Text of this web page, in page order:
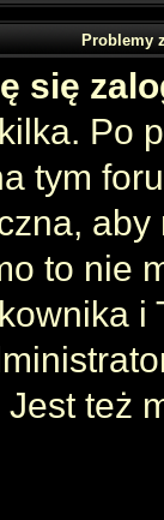
Problemy
się
Po
tym
to nie
i
Jest też